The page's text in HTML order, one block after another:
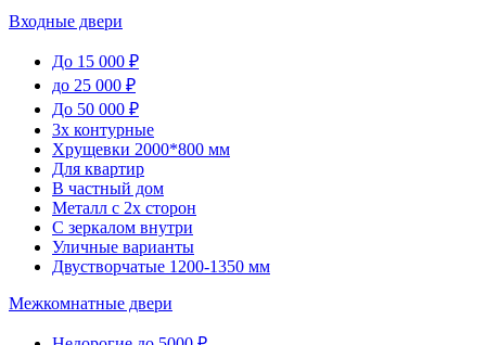
Входные двери
До 15 000 ₽
до 25 000 ₽
До 50 000 ₽
3х контурные
Хрущевки 2000*800 мм
Для квартир
В частный дом
Металл с 2х сторон
С зеркалом внутри
Уличные варианты
Двустворчатые 1200-1350 мм
Межкомнатные двери